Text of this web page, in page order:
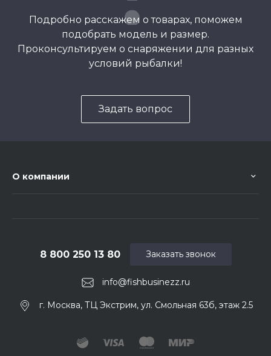
Подробно расскажем о товарах, поможем
подобрать модель и размер.
Проконсультируем о снаряжении для разных
условий рыбалки!
Задать вопрос
О компании
info@fishbusinezz.ru
8 800 250 13 80
г. Москва, ТЦ Экстрим, ул. Смольная 63б, этаж 2.5
Заказать звонок